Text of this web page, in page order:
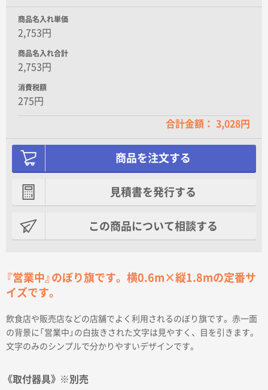
商品名入れ単価
2,753円
商品名入れ合計
2,753円
消費税額
275円
合計金額： 3,028円
商品を注文する
見積書を発行する
この商品について相談する
『営業中』のぼり旗です。横0.6m×縦1.8mの定番サ
イズです。
飲食店や販売店などの店舗でよく利用されるのぼり旗です。赤一面
の背景に「営業中」の白抜きされた文字は見やすく、目を引きます。
文字のみのシンプルで分かりやすいデザインです。
《取付器具》 ※別売